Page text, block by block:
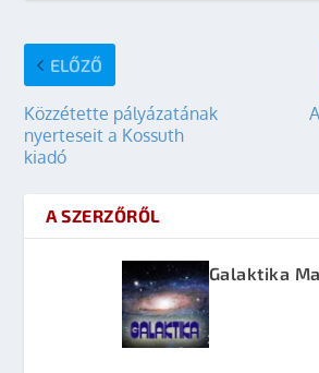
ELŐZŐ
Közzétette pályázatának
nyerteseit a Kossuth
kiadó
A SZERZŐRŐL
Galaktika